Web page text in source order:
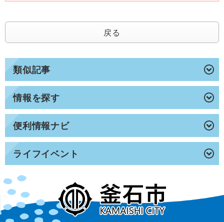
類似記事
情報を探す
便利情報ナビ
ライフイベント
戻る